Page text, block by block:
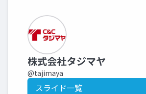
株式会社タジマヤ
@tajimaya
スライド一覧